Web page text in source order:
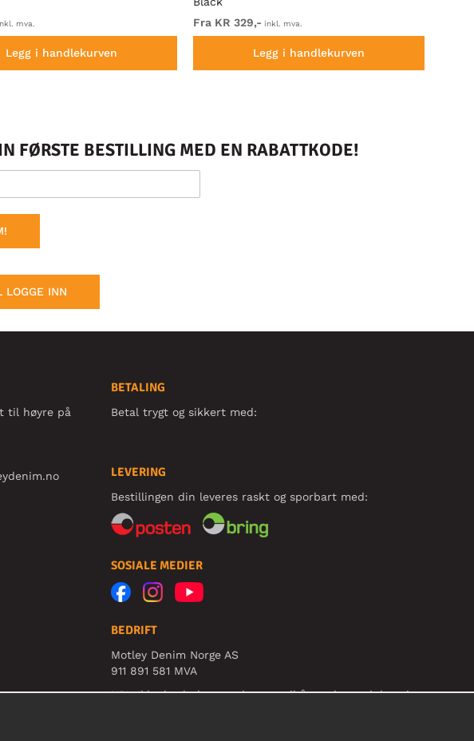
mva.
Legg i handlekurven
Fra KR 329,- inkl. mva.
Legg i handlekurven
FØRSTE BESTILLING MED EN RABATTKODE!
LOGGE INN
til høyre på
BETALING
Betal trygt og sikkert med:
LEVERING
Bestillingen din leveres raskt og sporbart med:
SOSIALE MEDIER
BEDRIFT
Motley Denim Norge AS
911 891 581 MVA
NB! Ikke bruk denne adressen til å sende produkter i